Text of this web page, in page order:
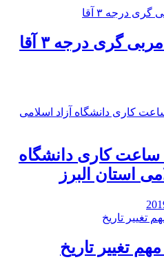
گری درجه ۳ آقا
کاری دانشگاه
استان البرز
مهم تغییر تاریخ